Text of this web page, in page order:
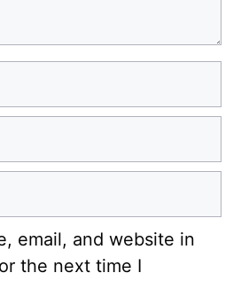
email, and website in
the next time I